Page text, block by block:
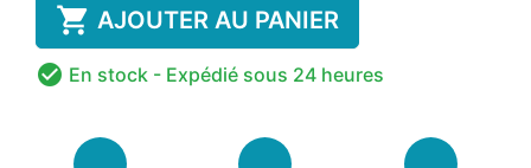
 AJOUTER AU PANIER
 En stock - Expédié sous 24 heures